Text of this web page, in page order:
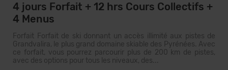
4 jours Forfait + 12 hrs Cours Collectifs +
4 Menus
Forfait Forfait de ski donnant un accès illimité aux pistes de
Grandvalira, le plus grand domaine skiable des Pyrénées. Avec
ce forfait, vous pourrez parcourir plus de 200 km de pistes,
avec des options pour tous les niveaux, des...